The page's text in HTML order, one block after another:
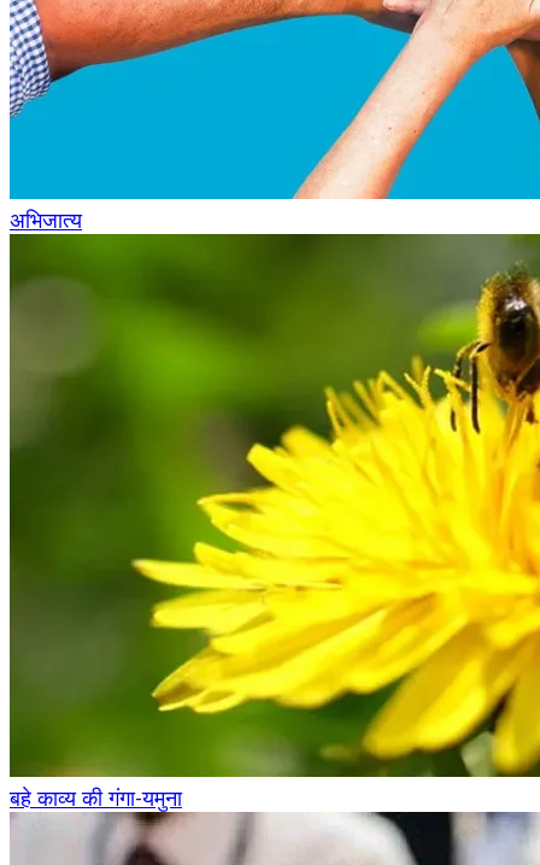
अभिजात्य
बहे काव्य की गंगा-यमुना